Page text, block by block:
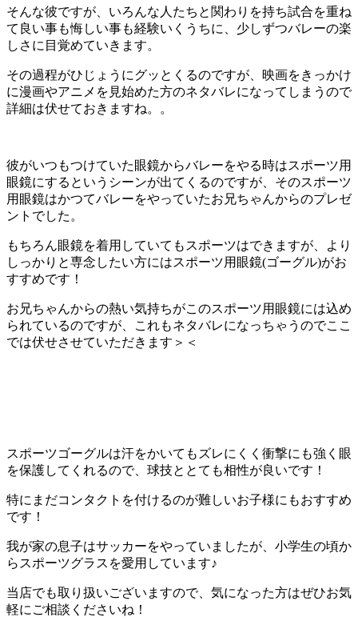
そんな彼ですが、いろんな人たちと関わりを持ち試合を重ね
て良い事も悔しい事も経験いくうちに、少しずつバレーの楽
しさに目覚めていきます。
その過程がひじょうにグッとくるのですが、映画をきっかけ
に漫画やアニメを見始めた方のネタバレになってしまうので
詳細は伏せておきますね。。
彼がいつもつけていた眼鏡からバレーをやる時はスポーツ用
眼鏡にするというシーンが出てくるのですが、そのスポーツ
用眼鏡はかつてバレーをやっていたお兄ちゃんからのプレゼ
ントでした。
もちろん眼鏡を着用していてもスポーツはできますが、より
しっかりと専念したい方にはスポーツ用眼鏡(ゴーグル)がお
すすめです！
お兄ちゃんからの熱い気持ちがこのスポーツ用眼鏡には込め
られているのですが、これもネタバレになっちゃうのでここ
では伏せさせていただきます＞＜
スポーツゴーグルは汗をかいてもズレにくく衝撃にも強く眼
を保護してくれるので、球技ととても相性が良いです！
特にまだコンタクトを付けるのが難しいお子様にもおすすめ
です！
我が家の息子はサッカーをやっていましたが、小学生の頃か
らスポーツグラスを愛用しています♪
当店でも取り扱いございますので、気になった方はぜひお気
軽にご相談くださいね！